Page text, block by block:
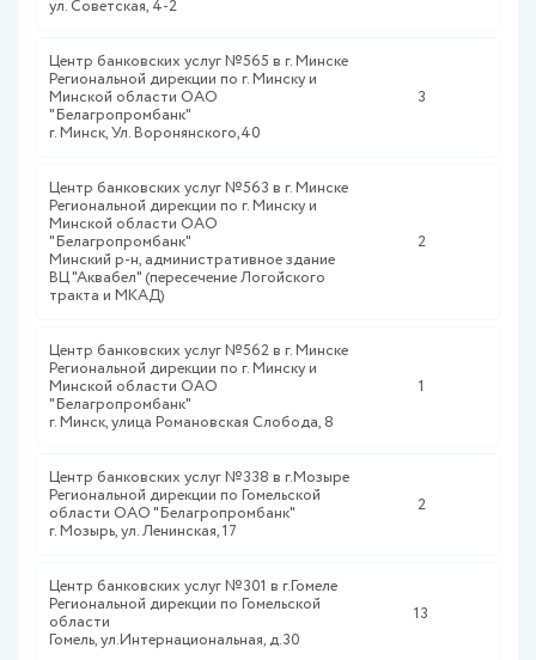
ул. Советская, 4-2
Центр банковских услуг №565 в г. Минске
Региональной дирекции по г. Минску и
Минской области ОАО
"Белагропромбанк"
г. Минск, Ул. Воронянского,40
3
Центр банковских услуг №563 в г. Минске
Региональной дирекции по г. Минску и
Минской области ОАО
"Белагропромбанк"
Минский р-н, административное здание
ВЦ "Аквабел" (пересечение Логойского
тракта и МКАД)
2
Центр банковских услуг №562 в г. Минске
Региональной дирекции по г. Минску и
Минской области ОАО
"Белагропромбанк"
г. Минск, улица Романовская Слобода, 8
1
Центр банковских услуг №338 в г.Мозыре
Региональной дирекции по Гомельской
области ОАО "Белагропромбанк"
г. Мозырь, ул. Ленинская, 17
2
Центр банковских услуг №301 в г.Гомеле
Региональной дирекции по Гомельской
области
Гомель, ул.Интернациональная, д.30
13